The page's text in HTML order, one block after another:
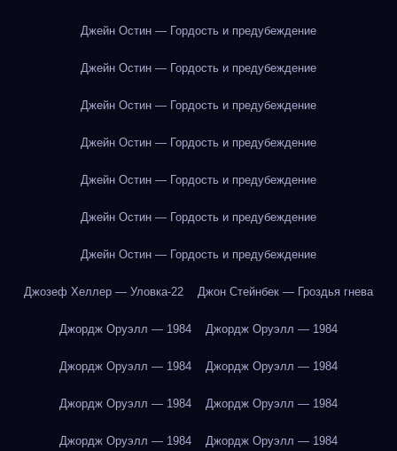
Джейн Остин — Гордость и предубеждение
Джейн Остин — Гордость и предубеждение
Джейн Остин — Гордость и предубеждение
Джейн Остин — Гордость и предубеждение
Джейн Остин — Гордость и предубеждение
Джейн Остин — Гордость и предубеждение
Джейн Остин — Гордость и предубеждение
Джозеф Хеллер — Уловка-22 Джон Стейнбек — Гроздья гнева
Джордж Оруэлл — 1984 Джордж Оруэлл — 1984
Джордж Оруэлл — 1984 Джордж Оруэлл — 1984
Джордж Оруэлл — 1984 Джордж Оруэлл — 1984
Джордж Оруэлл — 1984 Джордж Оруэлл — 1984